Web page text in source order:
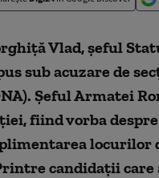
Vlad, șeful
sub acuzare de
Șeful Armatei
fiind vorba
locurilor
candidații care